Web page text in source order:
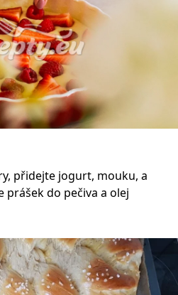
přidejte jogurt, mouku, a
prášek do pečiva a olej